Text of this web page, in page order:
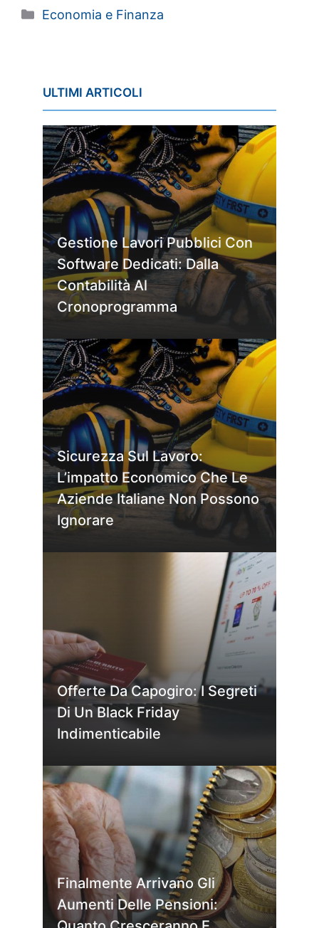
Categorie
Economia e Finanza
ULTIMI ARTICOLI
Gestione Lavori Pubblici Con
Software Dedicati: Dalla
Contabilità Al
Cronoprogramma
Sicurezza Sul Lavoro:
L’impatto Economico Che Le
Aziende Italiane Non Possono
Ignorare
Offerte Da Capogiro: I Segreti
Di Un Black Friday
Indimenticabile
Finalmente Arrivano Gli
Aumenti Delle Pensioni: